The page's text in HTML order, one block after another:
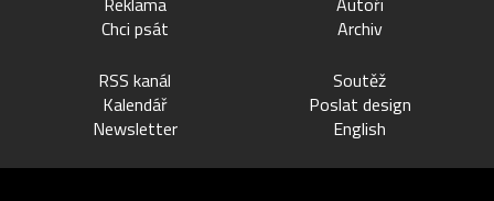
Chci psát
Archiv
RSS kanál
Kalendář
Newsletter
Soutěž
Poslat design
English